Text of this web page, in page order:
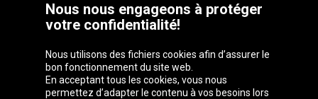
Nous nous engageons à protéger
votre confidentialité!
Nous utilisons des fichiers cookies afin d’assurer le
bon fonctionnement du site web.
En acceptant tous les cookies, vous nous
permettez d’adapter le contenu à vos besoins lors